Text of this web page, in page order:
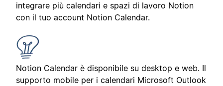
integrare più calendari e spazi di lavoro Notion
con il tuo account Notion Calendar.
Notion Calendar è disponibile su desktop e web. Il
supporto mobile per i calendari Microsoft Outlook